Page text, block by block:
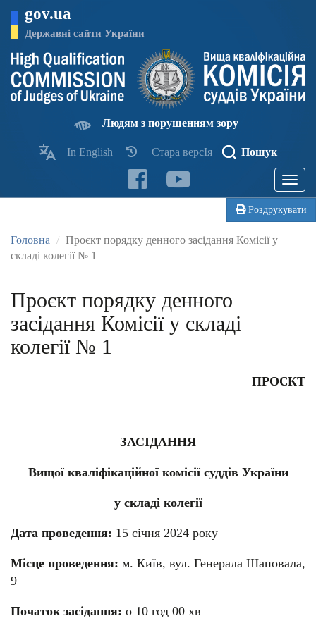
основного
матеріалу
gov.ua
Державні сайти України
Людям з порушенням зору
In English Стара версІя Пошук
Toggle
Роздрукувати
Головна
Проєкт порядку денного засідання Комісії у
складі колегії № 1
Проєкт порядку денного
засідання Комісії у складі
колегії № 1
ПРОЄКТ
ЗАСІДАННЯ
Вищої кваліфікаційної комісії суддів України
у складі колегії
Дата проведення: 15 січня 2024 року
Місце проведення: м. Київ, вул. Генерала Шаповала,
9
Початок засідання: о 10 год 00 хв